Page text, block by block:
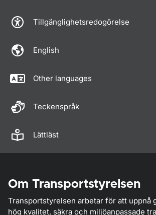
Tillgänglighetsredogörelse
English
Other languages
Teckenspråk
Lättläst
Om Transportstyrelsen
Transportstyrelsen arbetar för att uppnå
hög kvalitet, säkra och miljöanpassade